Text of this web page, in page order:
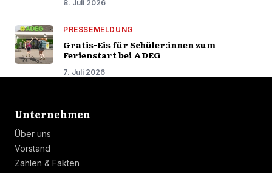
8. Juli 2026
PRESSEMELDUNG
Gratis-Eis für Schüler:innen zum
Ferienstart bei ADEG
7. Juli 2026
Unternehmen
Über uns
Vorstand
Zahlen & Fakten